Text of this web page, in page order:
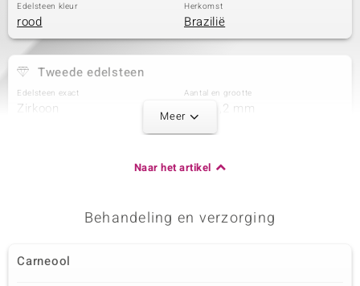
Edelsteen kleur
rood
Herkomst
Brazilië
Tweede edelsteen
Edelsteen exact
Zirkoon
Aantal en grootte
20 à 1,2 mm
Herkomst
Zirkoon
Meer
Naar het artikel
Behandeling en verzorging
Carneool